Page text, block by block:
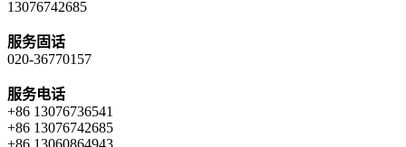
13076742685
服务固话
020-36770157
服务电话
+86 13076736541
+86 13076742685
+86 13060864943